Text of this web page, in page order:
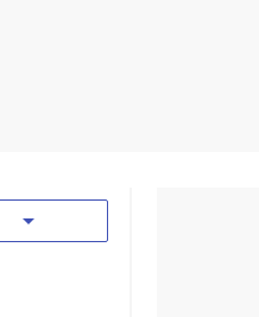
arrow_drop_down